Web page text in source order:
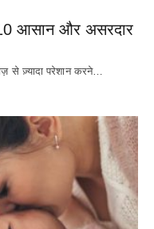
आसान और असरदार
से ज़्यादा परेशान करने…